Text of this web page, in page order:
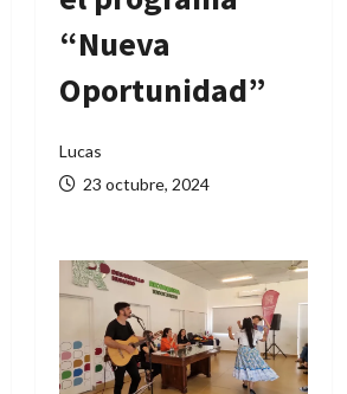
“Nueva
Oportunidad”
Lucas
23 octubre, 2024